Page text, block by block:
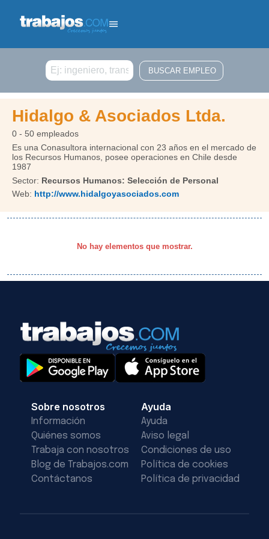
Buscar
Hidalgo & Asociados Ltda.
0 - 50 empleados
Es una Conasultora internacional con 23 años en el mercado de
los Recursos Humanos, posee operaciones en Chile desde
1987
Sector: Recursos Humanos: Selección de Personal
Web: http://www.hidalgoyasociados.com
No hay elementos que mostrar.
Sobre nosotros
Información
Quiénes somos
Trabaja con nosotros
Blog de Trabajos.com
Contáctanos
Ayuda
Ayuda
Aviso legal
Condiciones de uso
Política de cookies
Política de privacidad